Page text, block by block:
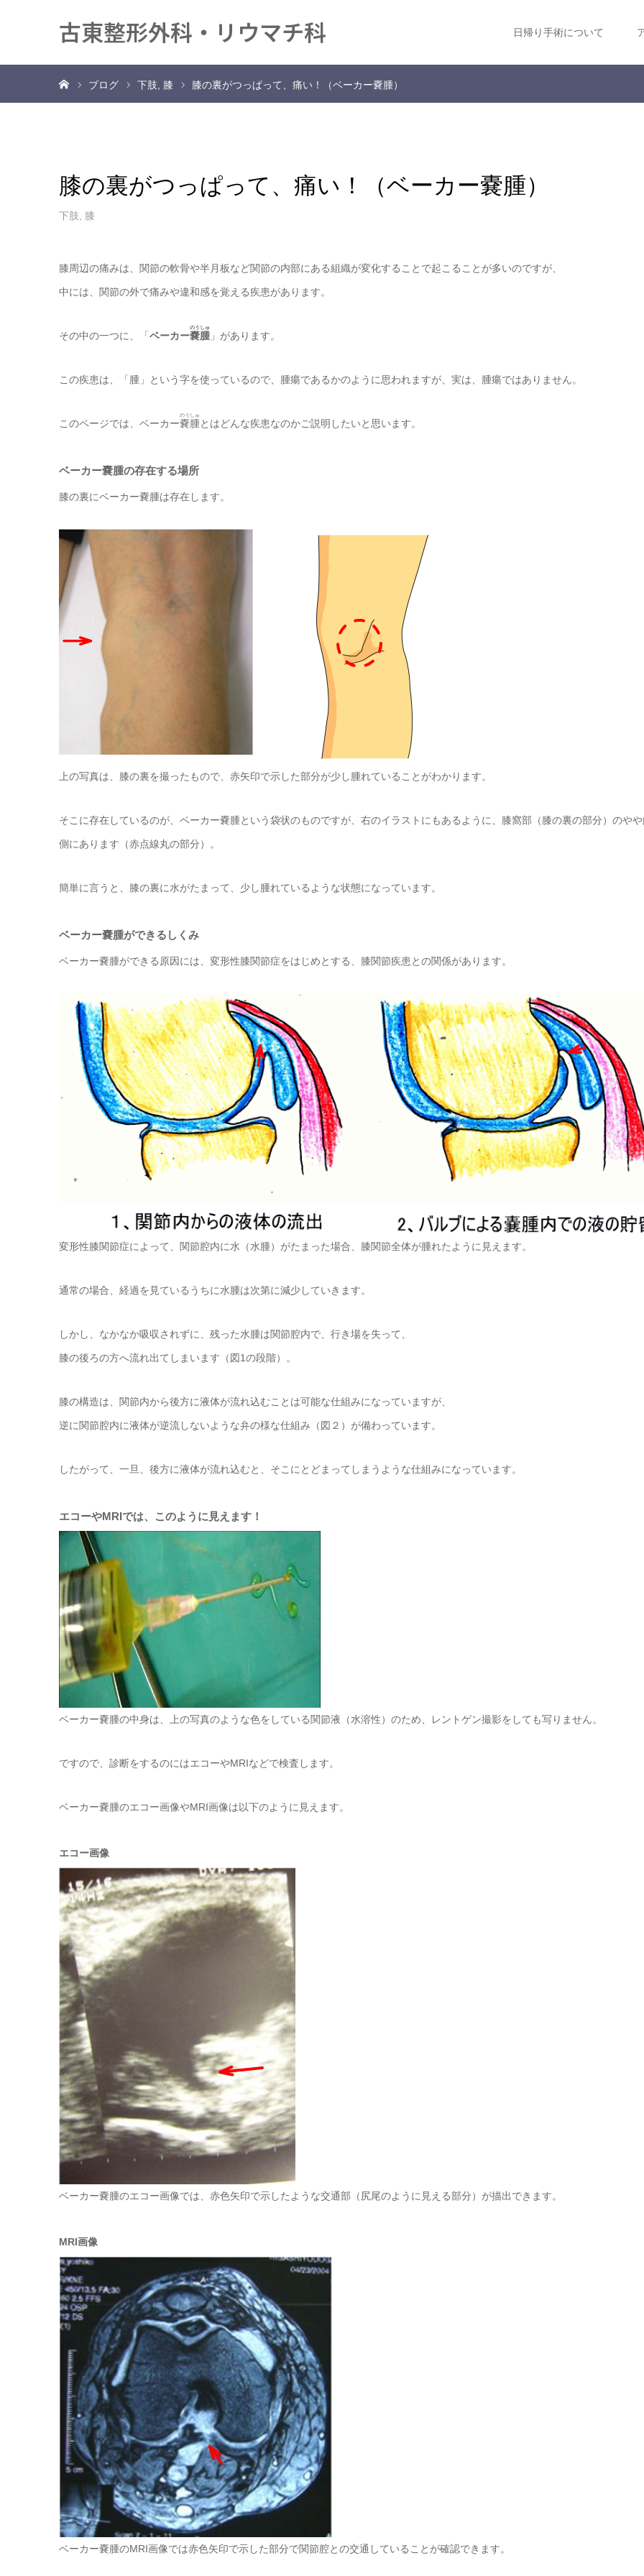
古東整形外科・リウマチ科 日帰り手術について
ブログ 下肢 膝 膝の裏がつっぱって、痛い！（ベーカー嚢腫）
膝の裏がつっぱって、痛い！（ベーカー嚢腫）
下肢 膝
膝周辺の痛みは、関節の軟骨や半月板など関節の内部にある組織が変化することで起こることが多いのですが、
中には、関節の外で痛みや違和感を覚える疾患があります。
その中の一つに、「 ベーカー嚢腫
のうしゅ
」があります。
この疾患は、「腫」という字を使っているので、腫瘍であるかのように思われますが、実は、腫瘍ではありません。
このページでは、ベーカー嚢腫
のうしゅ
とはどんな疾患なのかご説明したいと思います。
ベーカー嚢腫の存在する場所
膝の裏にベーカー嚢腫は存在します。
上の写真は、膝の裏を撮ったもので、赤矢印で示した部分が少し腫れていることがわかります。
そこに存在しているのが、ベーカー嚢腫という袋状のものですが、右のイラストにもあるように、膝窩部（膝の裏の部分）のや
側にあります（赤点線丸の部分）。
簡単に言うと、膝の裏に水がたまって、少し腫れているような状態になっています。
ベーカー嚢腫ができるしくみ
ベーカー嚢腫ができる原因には、変形性膝関節症をはじめとする、膝関節疾患との関係があります。
変形性膝関節症によって、関節腔内に水（水腫）がたまった場合、膝関節全体が腫れたように見えます。
通常の場合、経過を見ているうちに水腫は次第に減少していきます。
しかし、なかなか吸収されずに、残った水腫は関節腔内で、行き場を失って、
膝の後ろの方へ流れ出てしまいます（図1の段階）。
膝の構造は、関節内から後方に液体が流れ込むことは可能な仕組みになっていますが、
逆に関節腔内に液体が逆流しないような弁の様な仕組み（図２）が備わっています。
したがって、一旦、後方に液体が流れ込むと、そこにとどまってしまうような仕組みになっています。
エコーやMRIでは、このように見えます！
ベーカー嚢腫の中身は、上の写真のような色をしている関節液（水溶性）のため、レントゲン撮影をしても写りません。
ですので、診断をするのにはエコーやMRIなどで検査します。
ベーカー嚢腫のエコー画像やMRI画像は以下のように見えます。
エコー画像
ベーカー嚢腫のエコー画像では、赤色矢印で示したような交通部（尻尾のように見える部分）が描出できます。
MRI画像
ベーカー嚢腫のMRI画像では赤色矢印で示した部分で関節腔との交通していることが確認できます。